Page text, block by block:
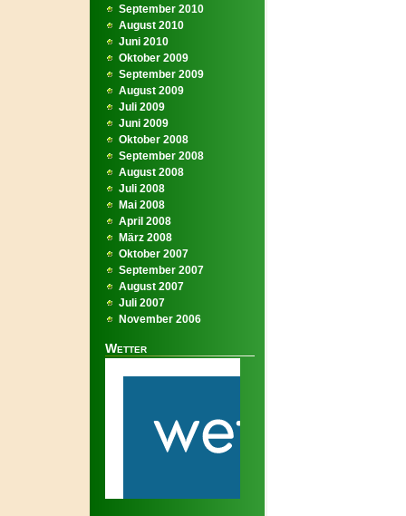
September 2010
August 2010
Juni 2010
Oktober 2009
September 2009
August 2009
Juli 2009
Juni 2009
Oktober 2008
September 2008
August 2008
Juli 2008
Mai 2008
April 2008
März 2008
Oktober 2007
September 2007
August 2007
Juli 2007
November 2006
Wetter